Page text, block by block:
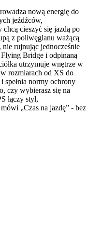
nową energię do
jeźdźców,
cieszyć się jazdą po
z poliwęglanu ważącą
nie rujnując jednocześnie
Bridge i odpinaną
utrzymuje wnętrze w
rozmiarach od XS do
spełnia normy ochrony
czy wybierasz się na
łączy styl,
„Czas na jazdę” - bez